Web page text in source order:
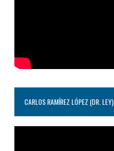
CARLOS RAMÍREZ LÓPEZ (DR. LEY)